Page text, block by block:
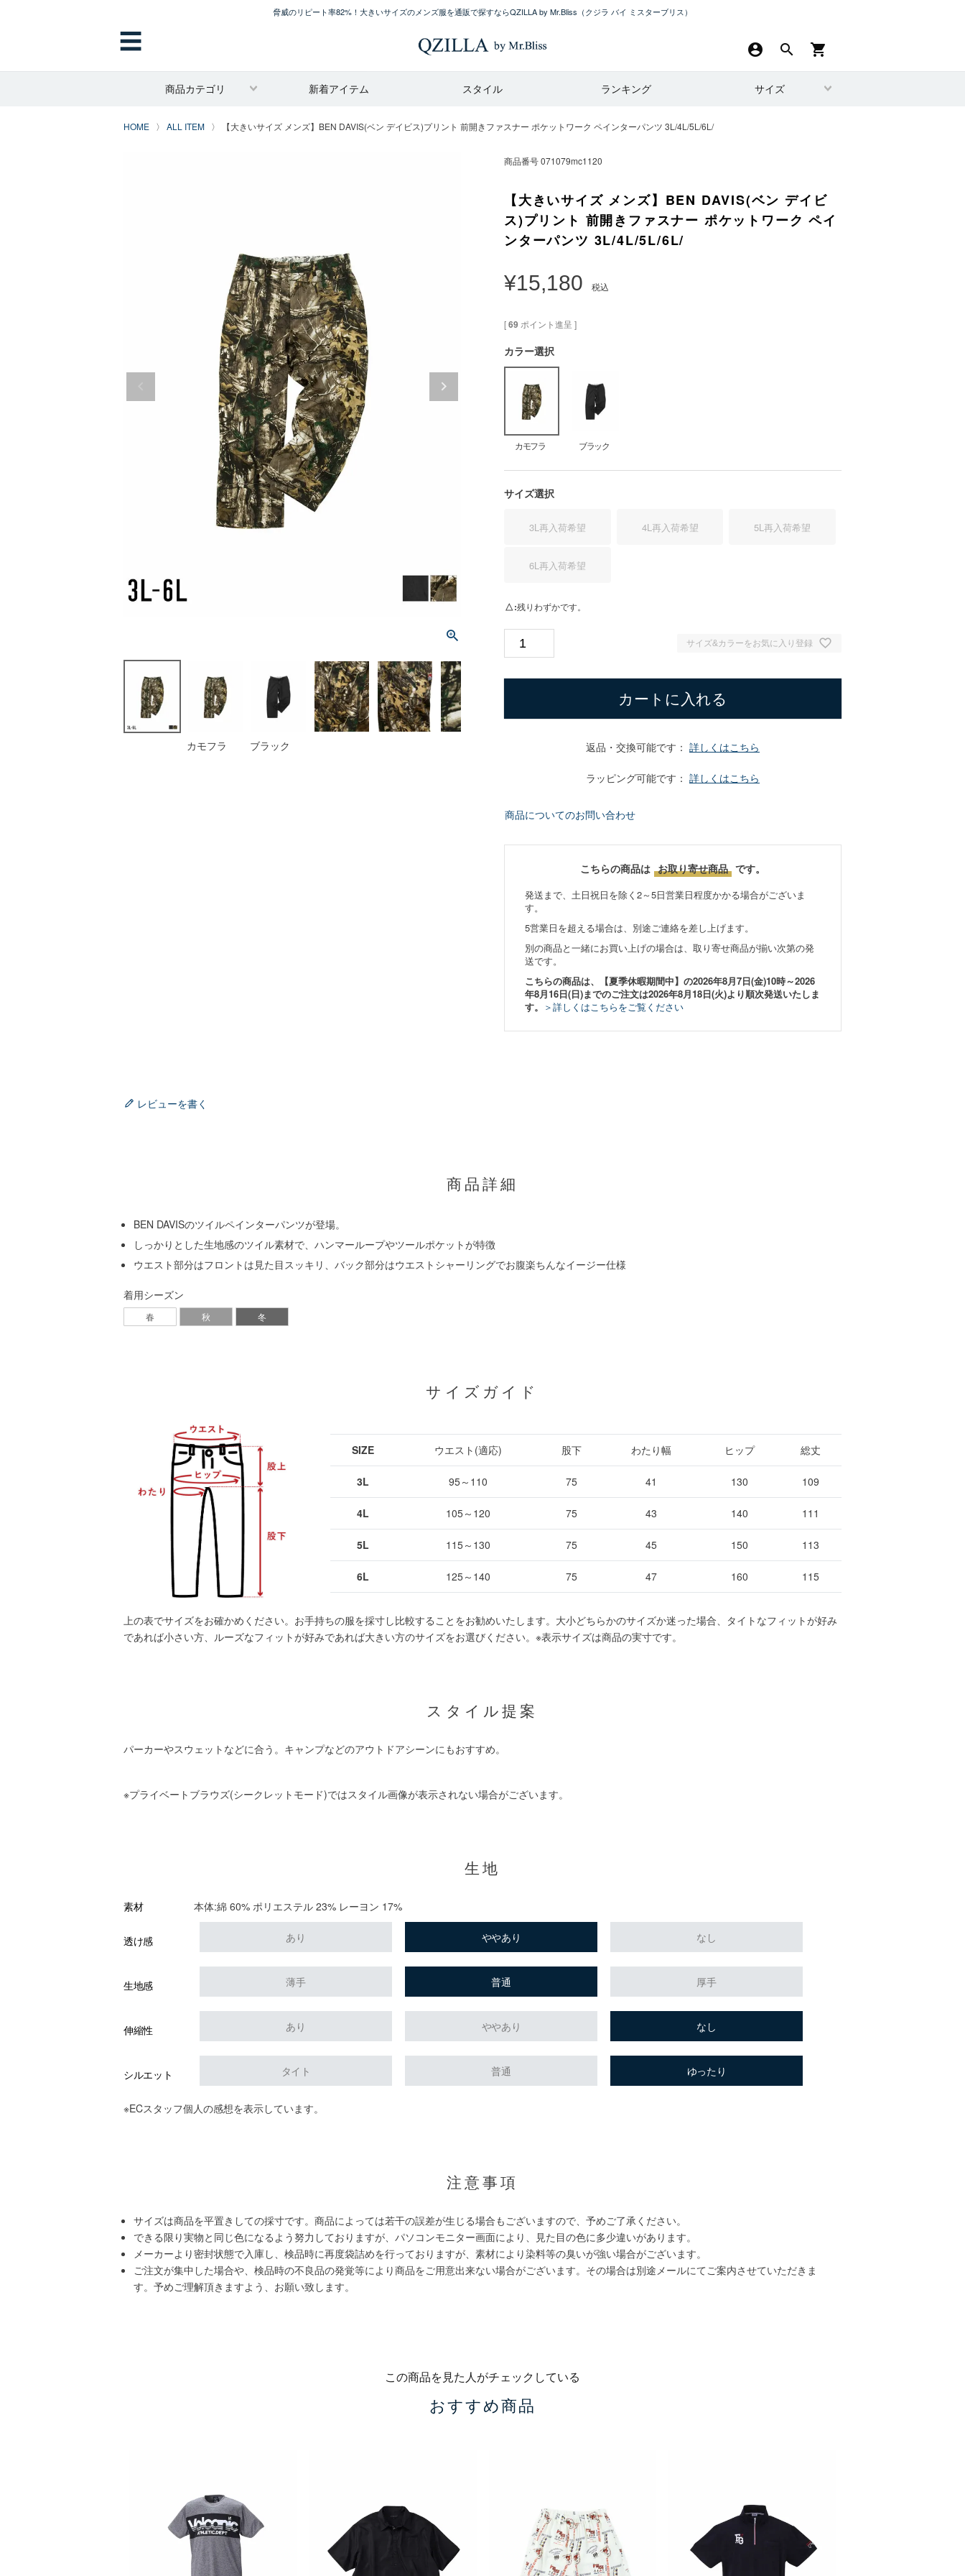
脅威のリピート率82%！大きいサイズのメンズ服を通販で探すならQZILLA by Mr.Bliss （クジラ バイ ミスターブリス）
☰ shopping_cart
search
account_circle
商品カテゴリ 新着アイテム スタイル ランキング サイズ
HOME ALL ITEM 【大きいサイズ メンズ】BEN DAVIS(ベン デイビス)プリント 前開きファスナー ポケットワーク ペインターパンツ 3L/4L/5L/6L/
カモフラ ブラック
商品番号071079mc1120
【大きいサイズ メンズ】BEN DAVIS(ベン デイビ
ス)プリント 前開きファスナー ポケットワーク ペイ
ンターパンツ 3L/4L/5L/6L/
¥15,180 税込
[69 ポイント進呈 ]
カラー選択
カモフラ ブラック
サイズ選択
3L再入荷希望 4L再入荷希望 5L再入荷希望
6L再入荷希望
△ 残りわずかです。
サイズ&カラーをお気に入り登録
カートに入れる
返品・交換可能です： 詳しくはこちら
ラッピング可能です： 詳しくはこちら
商品についてのお問い合わせ
こちらの商品は お取り寄せ商品 です。
発送まで、土日祝日を除く2～5日営業日程度かかる場合がございま
す。
5営業日を超える場合は、別途ご連絡を差し上げます。
別の商品と一緒にお買い上げの場合は、取り寄せ商品が揃い次第の発
送です。
こちらの商品は、【夏季休暇期間中】の2026年8月7日(金)10時～2026
年8月16日(日)までのご注文は2026年8月18日(火)より順次発送いたしま
す。 ＞詳しくはこちらをご覧ください
レビューを書く
商品詳細
BEN DAVISのツイルペインターパンツが登場。
しっかりとした生地感のツイル素材で、ハンマーループやツールポケットが特徴
ウエスト部分はフロントは見た目スッキリ、バック部分はウエストシャーリングでお腹楽ちんなイージー仕様
着用シーズン
春 秋 冬
サイズガイド
SIZE ウエスト(適応) 股下 わたり幅 ヒップ 総丈
3L 95～110 75 41 130 109
4L 105～120 75 43 140 111
5L 115～130 75 45 150 113
6L 125～140 75 47 160 115
上の表でサイズをお確かめください。お手持ちの服を採寸し比較することをお勧めいたします。大小どちらかのサイズか迷った場合、タイトなフィットが好み
であれば小さい方、ルーズなフィットが好みであれば大きい方のサイズをお選びください。 ※表示サイズは商品の実寸です。
スタイル提案
パーカーやスウェットなどに合う。キャンプなどのアウトドアシーンにもおすすめ。
※プライベートブラウズ(シークレットモード)ではスタイル画像が表示されない場合がございます。
生地
素材 本体:綿 60% ポリエステル 23% レーヨン 17%
透け感 あり ややあり なし
生地感 薄手 普通 厚手
伸縮性 あり ややあり なし
シルエット タイト 普通 ゆったり
※ECスタッフ個人の感想を表示しています。
注意事項
サイズは商品を平置きしての採寸です。商品によっては若干の誤差が生じる場合もございますので、予めご了承ください。
できる限り実物と同じ色になるよう努力しておりますが、パソコンモニター画面により、見た目の色に多少違いがあります。
メーカーより密封状態で入庫し、検品時に再度袋詰めを行っておりますが、素材により染料等の臭いが強い場合がございます。
ご注文が集中した場合や、検品時の不良品の発覚等により商品をご用意出来ない場合がございます。その場合は別途メールにてご案内させていただきま
す。予めご理解頂きますよう、お願い致します。
この商品を見た人がチェックしている
おすすめ商品